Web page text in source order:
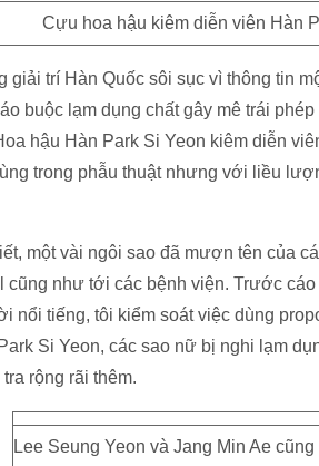
Cựu hoa hậu kiêm diễn viên Hàn
giải trí Hàn Quốc sôi sục vì thông tin
buộc lạm dụng chất gây mê trái
hậu Hàn Park Si Yeon kiêm diễn
trong phẫu thuật nhưng với liều
một vài ngôi sao đã mượn tên của
cũng như tới các bệnh viện. Trước
nổi tiếng, tôi kiểm soát việc dùng
Si Yeon, các sao nữ bị nghi lạm
rộng rãi thêm.
Lee Seung Yeon và Jang Min Ae